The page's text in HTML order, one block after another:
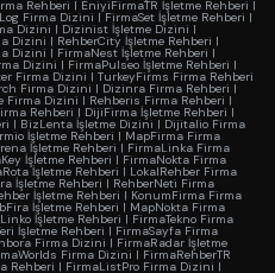
Rehberi | EniyiFirmaTR İşletme Rehberi |
Firma Dizini |FirmaSet İşletme Rehberi |
Dizini | Dizinist İşletme Dizini |
Dizini | RehberCity İşletme Rehberi |
Dizini | FirmaNest İşletme Rehberi |
Dizini | FirmaPulseo İşletme Rehberi |
Firma Dizini | TurkeyFirms Firma Rehberi
Firma Dizini | Dizinra Firma Rehberi |
Firma Dizini | Rehberis Firma Rehberi |
Rehberi | DijiFirma İşletme Rehberi |
| BizLenta İşletme Dizini | Dijitalio Firma
İşletme Rehberi | MapFirma Firma
İşletme Rehberi | FirmaLinka Firma
İşletme Rehberi | FirmaNokta Firma
İşletme Rehberi | LokalRehber Firma
İşletme Rehberi | RehberNeti Firma
İşletme Rehberi | KonumFirma Firma
İşletme Rehberi | MapNokta Firma
İşletme Rehberi | FirmaTekno Firma
İşletme Rehberi | FirmaSayfa Firma
Firma Dizini | FirmaRadar İşletme
Firma Dizini | FirmaRehberTR
Rehberi | FirmaListPro Firma Dizini |